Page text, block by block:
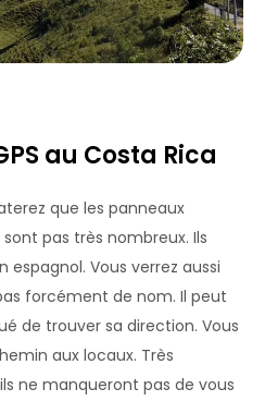
au Costa Rica
que les panneaux
pas très nombreux. Ils
Vous verrez aussi
forcément de nom. Il peut
de trouver sa direction. Vous
aux locaux. Très
ne manqueront pas de vous